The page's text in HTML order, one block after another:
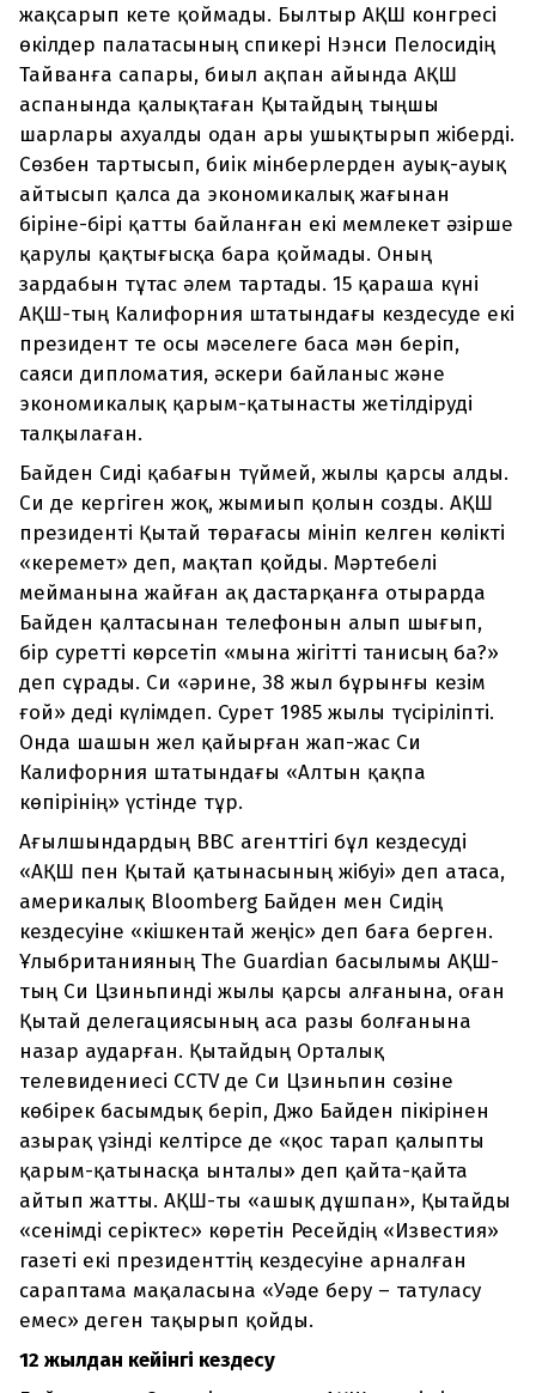
жақсарып кете қоймады. Былтыр АҚШ конгресі
өкілдер палатасының спикері Нэнси Пелосидің
Тайванға сапары, биыл ақпан айында АҚШ
аспанында қалықтаған Қытайдың тыңшы
шарлары ахуалды одан ары ушықтырып жіберді.
Сөзбен тартысып, биік мінберлерден ауық-ауық
айтысып қалса да экономикалық жағынан
біріне-бірі қатты байланған екі мемлекет әзірше
қарулы қақтығысқа бара қоймады. Оның
зардабын тұтас әлем тартады. 15 қараша күні
АҚШ-тың Калифорния штатындағы кездесуде екі
президент те осы мәселеге баса мән беріп,
саяси дипломатия, әскери байланыс және
экономикалық қарым-қатынасты жетілдіруді
талқылаған.
Байден Сиді қабағын түймей, жылы қарсы алды.
Си де кергіген жоқ, жымиып қолын созды. АҚШ
президенті Қытай төрағасы мініп келген көлікті
«керемет» деп, мақтап қойды. Мәртебелі
мейманына жайған ақ дастарқанға отырарда
Байден қалтасынан телефонын алып шығып,
бір суретті көрсетіп «мына жігітті танисың ба?»
деп сұрады. Си «әрине, 38 жыл бұрынғы кезім
ғой» деді күлімдеп. Сурет 1985 жылы түсіріліпті.
Онда шашын жел қайырған жап-жас Си
Калифорния штатындағы «Алтын қақпа
көпірінің» үстінде тұр.
Ағылшындардың BBC агенттігі бұл кездесуді
«АҚШ пен Қытай қатынасының жібуі» деп атаса,
америкалық Bloomberg Байден мен Сидің
кездесуіне «кішкентай жеңіс» деп баға берген.
Ұлыбританияның The Guardian басылымы АҚШ-
тың Си Цзиньпинді жылы қарсы алғанына, оған
Қытай делегациясының аса разы болғанына
назар аударған. Қытайдың Орталық
телевидениесі CCTV де Си Цзиньпин сөзіне
көбірек басымдық беріп, Джо Байден пікірінен
азырақ үзінді келтірсе де «қос тарап қалыпты
қарым-қатынасқа ынталы» деп қайта-қайта
айтып жатты. АҚШ-ты «ашық дұшпан», Қытайды
«сенімді серіктес» көретін Ресейдің «Известия»
газеті екі президенттің кездесуіне арналған
сараптама мақаласына «Уәде беру – татуласу
емес» деген тақырып қойды.
12 жылдан кейінгі кездесу